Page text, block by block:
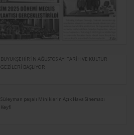
BÜYÜKŞEHİR'İN AĞUSTOS AYI TARİH VE KÜLTÜR
GEZİLERİ BAŞLIYOR
Süleyman paşalı Miniklerin Açık Hava Sineması
Keyfi